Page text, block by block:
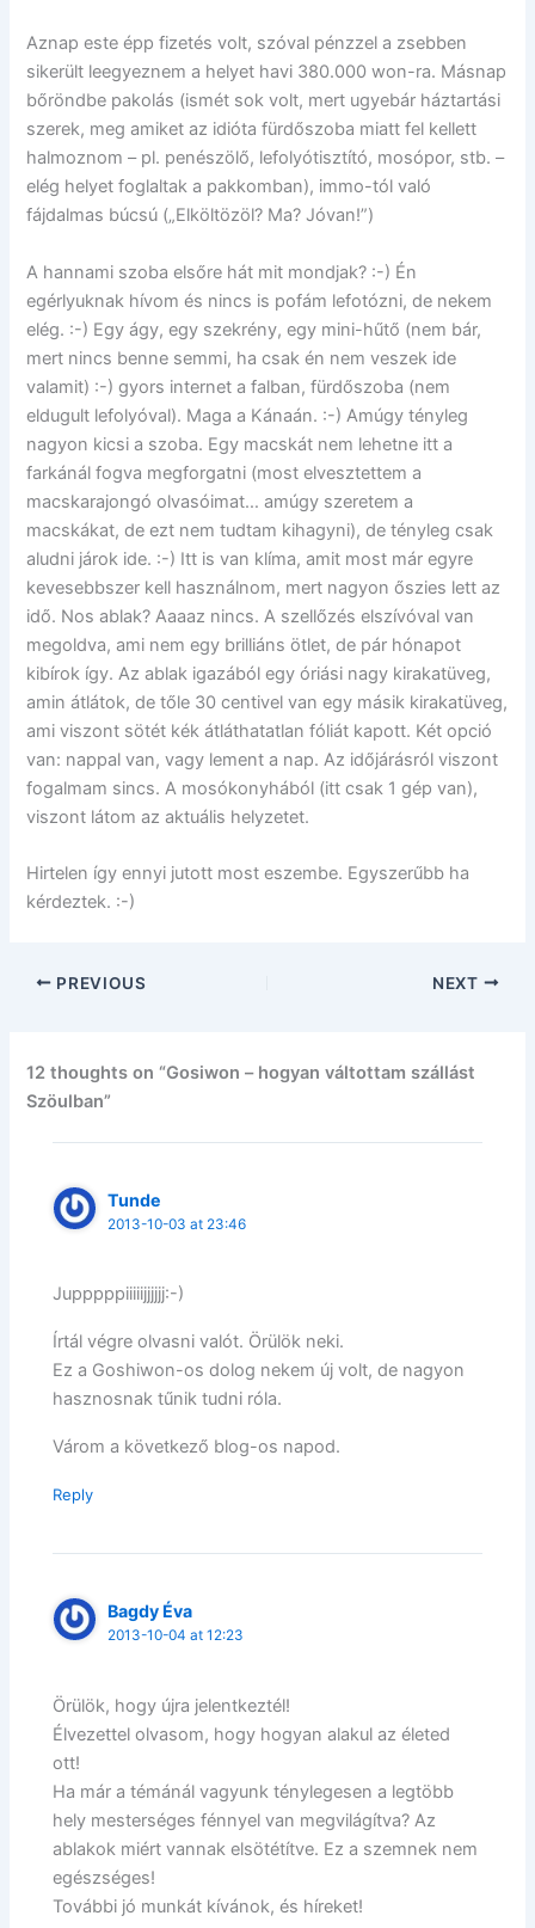
Aznap este épp fizetés volt, szóval pénzzel a zsebben
sikerült leegyeznem a helyet havi 380.000 won-ra. Másnap
bőröndbe pakolás (ismét sok volt, mert ugyebár háztartási
szerek, meg amiket az idióta fürdőszoba miatt fel kellett
halmoznom – pl. penészölő, lefolyótisztító, mosópor, stb. –
elég helyet foglaltak a pakkomban), immo-tól való
fájdalmas búcsú („Elköltözöl? Ma? Jóvan!”)
A hannami szoba elsőre hát mit mondjak? :-) Én
egérlyuknak hívom és nincs is pofám lefotózni, de nekem
elég. :-) Egy ágy, egy szekrény, egy mini-hűtő (nem bár,
mert nincs benne semmi, ha csak én nem veszek ide
valamit) :-) gyors internet a falban, fürdőszoba (nem
eldugult lefolyóval). Maga a Kánaán. :-) Amúgy tényleg
nagyon kicsi a szoba. Egy macskát nem lehetne itt a
farkánál fogva megforgatni (most elvesztettem a
macskarajongó olvasóimat… amúgy szeretem a
macskákat, de ezt nem tudtam kihagyni), de tényleg csak
aludni járok ide. :-) Itt is van klíma, amit most már egyre
kevesebbszer kell használnom, mert nagyon őszies lett az
idő. Nos ablak? Aaaaz nincs. A szellőzés elszívóval van
megoldva, ami nem egy brilliáns ötlet, de pár hónapot
kibírok így. Az ablak igazából egy óriási nagy kirakatüveg,
amin átlátok, de tőle 30 centivel van egy másik kirakatüveg,
ami viszont sötét kék átláthatatlan fóliát kapott. Két opció
van: nappal van, vagy lement a nap. Az időjárásról viszont
fogalmam sincs. A mosókonyhából (itt csak 1 gép van),
viszont látom az aktuális helyzetet.
Hirtelen így ennyi jutott most eszembe. Egyszerűbb ha
kérdeztek. :-)
PREVIOUS NEXT
12 thoughts on “Gosiwon – hogyan váltottam szállást
Szöulban”
Tunde
2013-10-03 at 23:46
Jupppppiiiiijjjjjj:-)
Írtál végre olvasni valót. Örülök neki.
Ez a Goshiwon-os dolog nekem új volt, de nagyon
hasznosnak tűnik tudni róla.
Várom a következő blog-os napod.
Reply
Bagdy Éva
2013-10-04 at 12:23
Örülök, hogy újra jelentkeztél!
Élvezettel olvasom, hogy hogyan alakul az életed
ott!
Ha már a témánál vagyunk ténylegesen a legtöbb
hely mesterséges fénnyel van megvilágítva? Az
ablakok miért vannak elsötétítve. Ez a szemnek nem
egészséges!
További jó munkát kívánok, és híreket!